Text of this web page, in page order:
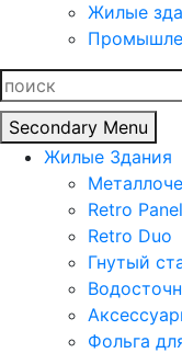
Жилые
Найти:
Secondary Menu
Жилые Здания
Retro Panel
Retro Duo
Гнутый
Фольга